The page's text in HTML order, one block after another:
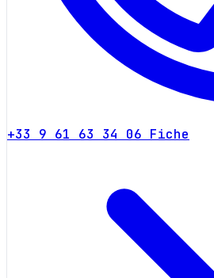
+33 9 61 63 34 06 Fiche